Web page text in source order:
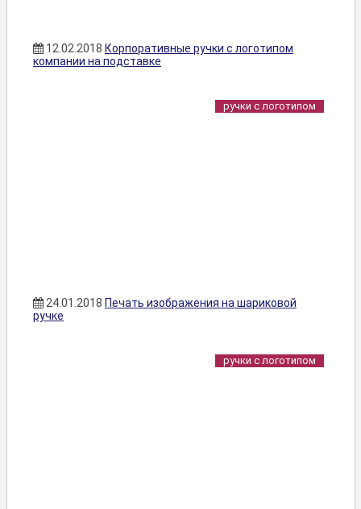
12.02.2018 Корпоративные ручки с логотипом
компании на подставке
ручки с логотипом
24.01.2018 Печать изображения на шариковой
ручке
ручки с логотипом